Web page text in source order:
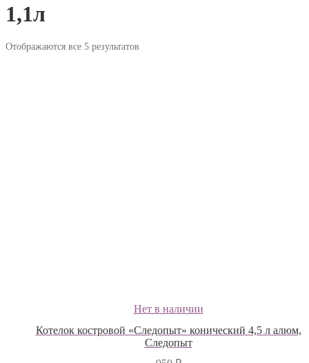
1,1л
Отображаются все 5 результатов
Нет в наличии
Котелок костровой «Следопыт» конический 4,5 л алюм,
Следопыт